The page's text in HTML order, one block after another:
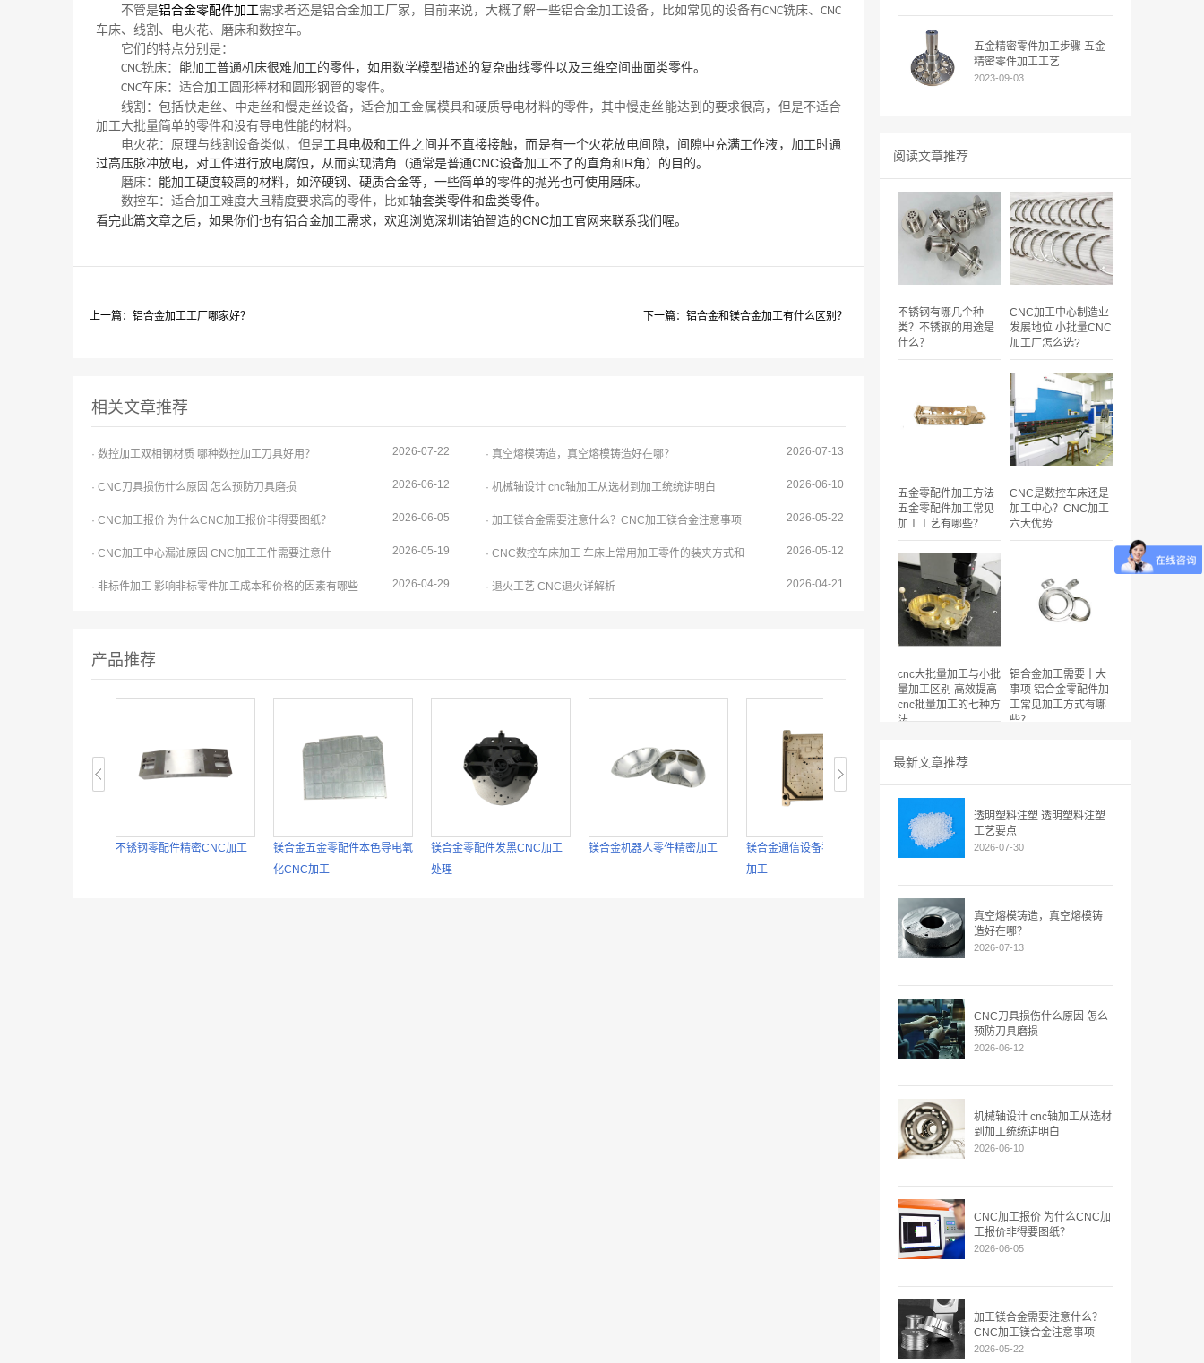
不管是铝合金零配件加工需求者还是铝合金加工厂家，目前来说，大概了解一些铝合金加工设备，比如常见的设备有CNC铣床、CNC
车床、线割、电火花、磨床和数控车。
它们的特点分别是：
CNC铣床： 能加工普通机床很难加工的零件， 如用数学模型描述的复杂曲线零件以及三维空间曲面类零件。
CNC车床：适合加工圆形棒材和圆形钢管的零件。
线割：包括快走丝、中走丝和慢走丝设备，适合加工金属模具和硬质导电材料的零件，其中慢走丝能达到的要求很高，但是不适合
加工大批量简单的零件和没有导电性能的材料。
电火花：原理与线割设备类似， 但是工具电极和工件之间并不直接接触，而是有一个火花放电间隙，间隙中充满工作液，加工时通
过高压脉冲放电，对工件进行放电腐蚀，从而实现清角（通常是普通CNC设备加工不了的直角和R角）的目的。
磨床： 能加工硬度较高的材料，如淬硬钢、硬质合金等，一些简单的零件的抛光也可使用磨床。
数控车：适合加工难度大且精度要求高的零件，比如轴套类零件和盘类零件。
看完此篇文章之后，如果你们也有铝合金加工需求，欢迎浏览深圳诺铂智造的CNC加工官网来联系我们喔。
上一篇：铝合金加工工厂哪家好？ 下一篇：铝合金和镁合金加工有什么区别？
五金精密零件加工步骤 五金
精密零件加工工艺
2023-09-03
阅读文章推荐
不锈钢有哪几个种
类？不锈钢的用途是
什么？
CNC加工中心制造业
发展地位 小批量CNC
加工厂怎么选?
五金零配件加工方法
五金零配件加工常见
加工工艺有哪些？
CNC是数控车床还是
加工中心？CNC加工
六大优势
cnc大批量加工与小批
量加工区别 高效提高
cnc批量加工的七种方
法
铝合金加工需要十大
事项 铝合金零配件加
工常见加工方式有哪
些？
最新文章推荐
透明塑料注塑 透明塑料注塑
工艺要点
2026-07-30
真空熔模铸造，真空熔模铸
造好在哪？
2026-07-13
CNC刀具损伤什么原因 怎么
预防刀具磨损
2026-06-12
机械轴设计 cnc轴加工从选材
到加工统统讲明白
2026-06-10
CNC加工报价 为什么CNC加
工报价非得要图纸？
2026-06-05
加工镁合金需要注意什么？
CNC加工镁合金注意事项
2026-05-22
相关文章推荐
· 数控加工双相钢材质 哪种数控加工刀具好用？ 2026-07-22 · 真空熔模铸造，真空熔模铸造好在哪？ 2026-07-13
· CNC刀具损伤什么原因 怎么预防刀具磨损 2026-06-12 · 机械轴设计 cnc轴加工从选材到加工统统讲明白 2026-06-10
· CNC加工报价 为什么CNC加工报价非得要图纸？ 2026-06-05 · 加工镁合金需要注意什么？CNC加工镁合金注意事项 2026-05-22
· CNC加工中心漏油原因 CNC加工工件需要注意什 2026-05-19 · CNC数控车床加工 车床上常用加工零件的装夹方式和 2026-05-12
· 非标件加工 影响非标零件加工成本和价格的因素有哪些 2026-04-29 · 退火工艺 CNC退火详解析 2026-04-21
产品推荐
不锈钢零配件精密CNC加工
镁合金五金零配件本色导电氧
化CNC加工
镁合金零配件发黑CNC加工
处理
镁合金机器人零件精密加工
镁合金通信设备零配件CNC
加工
新能源汽车镁合金轮毂CNC